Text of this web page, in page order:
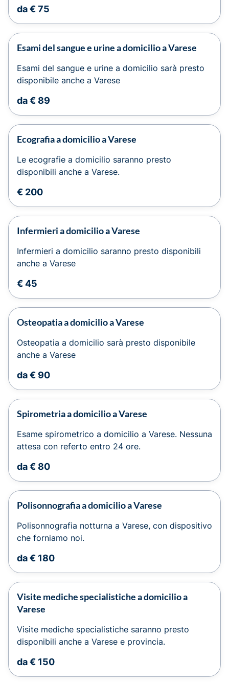
da € 75
Esami del sangue e urine a domicilio a Varese
Esami del sangue e urine a domicilio sarà presto
disponibile anche a Varese
da € 89
Ecografia a domicilio a Varese
Le ecografie a domicilio saranno presto
disponibili anche a Varese.
€ 200
Infermieri a domicilio a Varese
Infermieri a domicilio saranno presto disponibili
anche a Varese
€ 45
Osteopatia a domicilio a Varese
Osteopatia a domicilio sarà presto disponibile
anche a Varese
da € 90
Spirometria a domicilio a Varese
Esame spirometrico a domicilio a Varese. Nessuna
attesa con referto entro 24 ore.
da € 80
Polisonnografia a domicilio a Varese
Polisonnografia notturna a Varese, con dispositivo
che forniamo noi.
da € 180
Visite mediche specialistiche a domicilio a
Varese
Visite mediche specialistiche saranno presto
disponibili anche a Varese e provincia.
da € 150